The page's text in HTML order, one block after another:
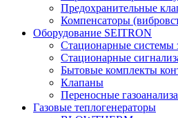
Предохранительные
Компенсаторы
Оборудование SEITRON
Стационарные системы
Стационарные
Бытовые комплекты
Клапаны
Переносные
Газовые теплогенераторы